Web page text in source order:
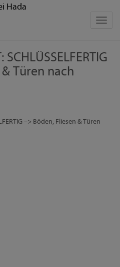
SCHLÜSSELFERTIG
Türen nach